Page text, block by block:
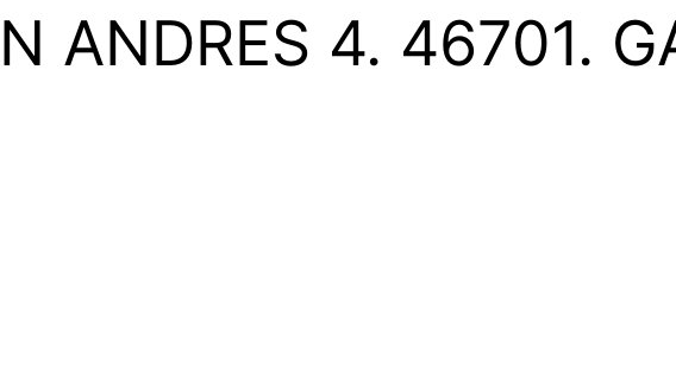
ANDRES 4. 46701.